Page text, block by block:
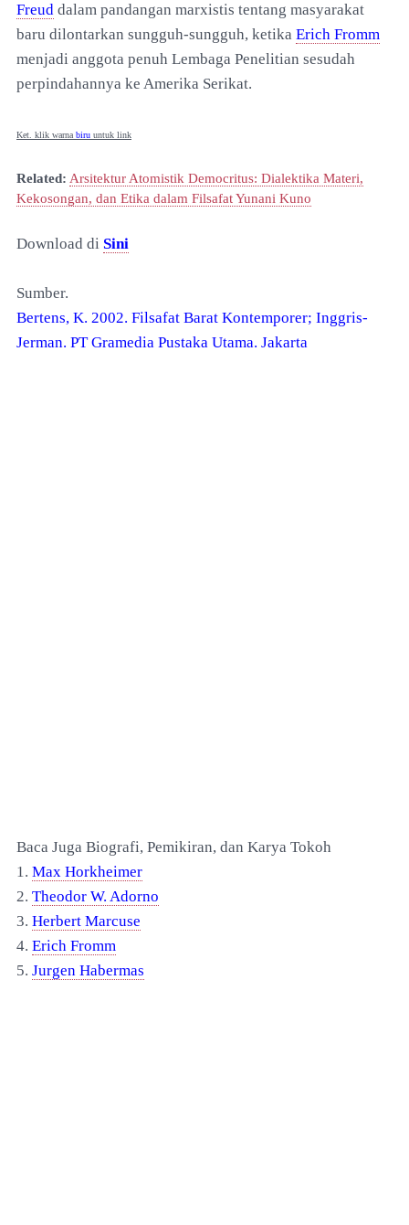
Freud dalam pandangan marxistis tentang masyarakat
baru dilontarkan sungguh-sungguh, ketika Erich Fromm
menjadi anggota penuh Lembaga Penelitian sesudah
perpindahannya ke Amerika Serikat.
Ket. klik warna biru untuk link
Related: Arsitektur Atomistik Democritus: Dialektika Materi,
Kekosongan, dan Etika dalam Filsafat Yunani Kuno
Download di Sini
Sumber.
Bertens, K. 2002. Filsafat Barat Kontemporer; Inggris-
Jerman. PT Gramedia Pustaka Utama. Jakarta
Baca Juga Biografi, Pemikiran, dan Karya Tokoh
1. Max Horkheimer
2. Theodor W. Adorno
3. Herbert Marcuse
4. Erich Fromm
5. Jurgen Habermas